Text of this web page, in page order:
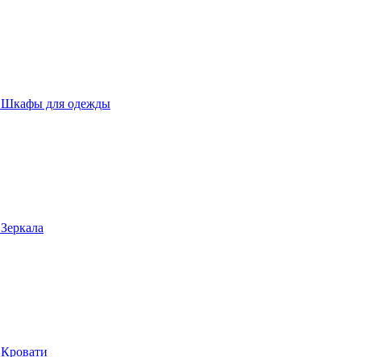
Шкафы для одежды
Зеркала
Кровати